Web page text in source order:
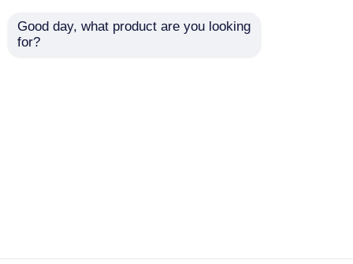
Good day, what product are you looking
for?